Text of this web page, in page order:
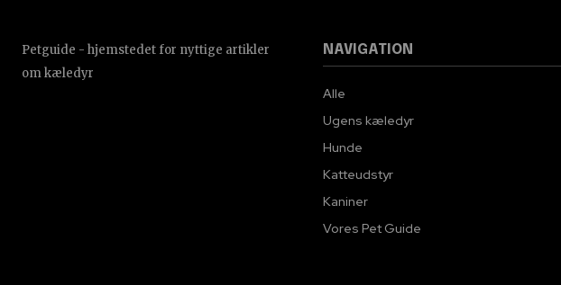
Petguide - hjemstedet for nyttige artikler
om kæledyr
NAVIGATION
Alle
Ugens kæledyr
Hunde
Katteudstyr
Kaniner
Vores Pet Guide